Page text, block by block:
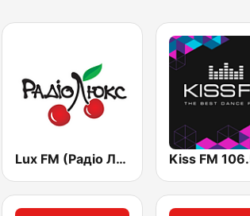
Lux FM (Pадіо Люкс)